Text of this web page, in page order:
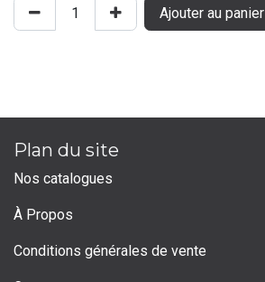
Ajouter au panier
Plan du site
Nos catalogues
À Propos
Conditions générales de vente